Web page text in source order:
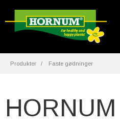
Produkter Faste gødninger